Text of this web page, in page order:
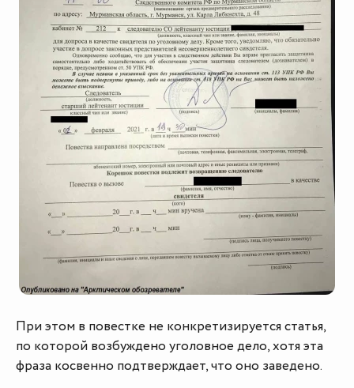
При этом в повестке не конкретизируется статья,
по которой возбуждено уголовное дело, хотя эта
фраза косвенно подтверждает, что оно заведено.